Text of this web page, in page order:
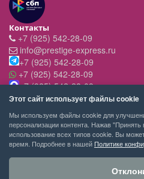
Контакты
+7 (925) 542-28-09
info@prestige-express.ru
+7 (925) 542-28-09
+7 (925) 542-28-09
+7 (925) 542-28-09
Режим работы:
- вт-пт с 11:00 до 20:00
- сб - c 11.00 до 19.00
- вск,пн - выходной
Этот сайт использует файлы cookie
Мы используем файлы cookie для
персонализации контента. Нажав
использование всех типов cookie. Вы
время. Подробнее в нашей Политике